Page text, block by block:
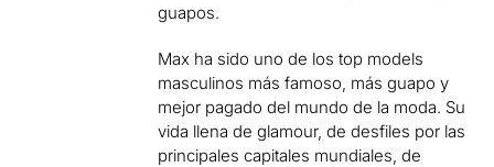
guapos.
Max ha sido uno de los top models
masculinos más famoso, más guapo y
mejor pagado del mundo de la moda. Su
vida llena de glamour, de desfiles por las
principales capitales mundiales, de